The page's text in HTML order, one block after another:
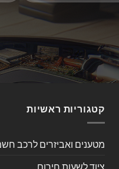
קטגוריות ראשיות
מטענים ואביזרים לרכב
ציוד לשעות חירום